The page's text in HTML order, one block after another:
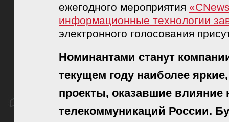
ежегодного мероприятия
информационные технологии
электронного голосования
Номинантами станут
текущем году наиболее
проекты, оказавшие влияние
телекоммуникаций России.